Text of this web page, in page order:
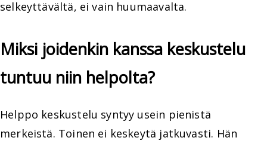
selkeyttävältä, ei vain huumaavalta.
Miksi joidenkin kanssa keskustelu
tuntuu niin helpolta?
Helppo keskustelu syntyy usein pienistä
merkeistä. Toinen ei keskeytä jatkuvasti. Hän